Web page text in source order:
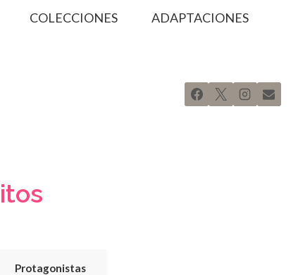
COLECCIONES ADAPTACIONES
Protagonistas